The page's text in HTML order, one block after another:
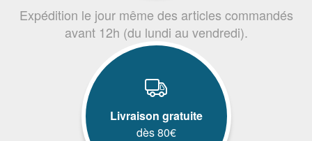
Expédition le jour même des articles commandés
avant 12h (du lundi au vendredi).
Livraison gratuite
dès 80€